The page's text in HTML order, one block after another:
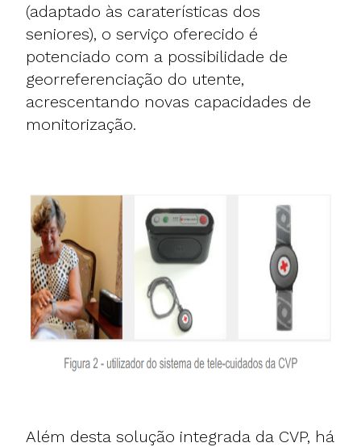
(adaptado às caraterísticas dos
seniores), o serviço oferecido é
potenciado com a possibilidade de
georreferenciação do utente,
acrescentando novas capacidades de
monitorização.
Além desta solução integrada da CVP, há